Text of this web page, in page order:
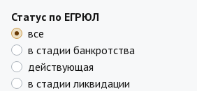
Статус по ЕГРЮЛ
все
в стадии банкротства
действующая
в стадии ликвидации